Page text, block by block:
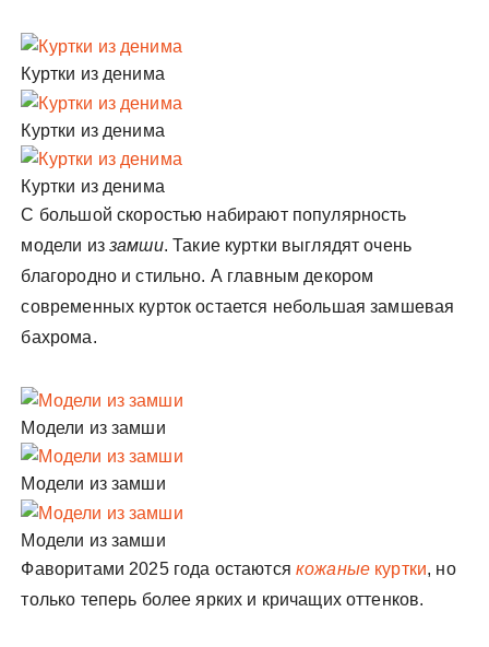
Куртки из денима
Куртки из денима
Куртки из денима
С большой скоростью набирают популярность
модели иззамши. Такие куртки выглядят очень
благородно и стильно. А главным декором
современных курток остается небольшая замшевая
бахрома.
Модели из замши
Модели из замши
Модели из замши
Фаворитами 2025 года остаются кожаные куртки, но
только теперь более ярких и кричащих оттенков.